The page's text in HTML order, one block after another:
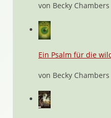
von Becky Chambers
Ein Psalm für die
von Becky Chambers